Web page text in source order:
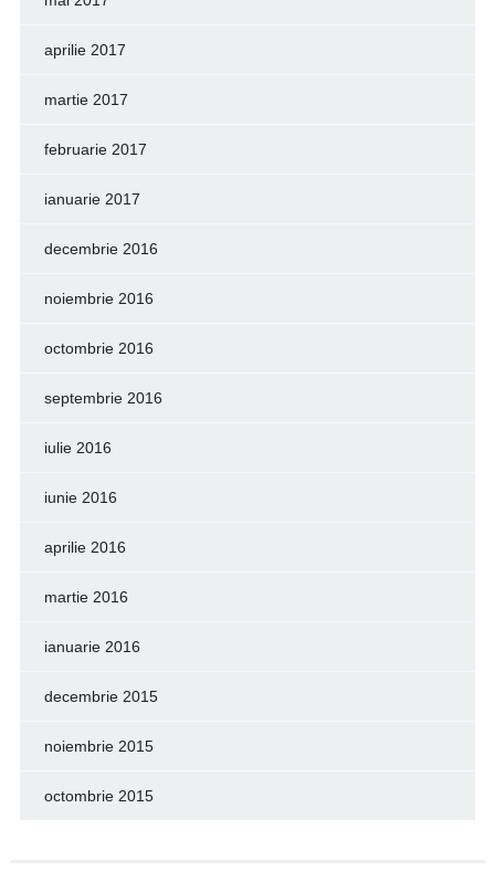
aprilie 2017
martie 2017
februarie 2017
ianuarie 2017
decembrie 2016
noiembrie 2016
octombrie 2016
septembrie 2016
iulie 2016
iunie 2016
aprilie 2016
martie 2016
ianuarie 2016
decembrie 2015
noiembrie 2015
octombrie 2015